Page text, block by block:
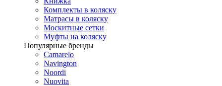
Комплекты в коляску
Матрасы в коляску
Москитные сетки
Муфты на коляску
Популярные бренды
Camarelo
Navington
Noordi
Nuovita